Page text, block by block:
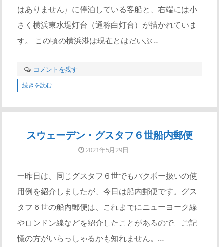
はありません）に停泊している客船と、右端には小
さく横浜東水堤灯台（通称白灯台）が描かれていま
す。 この頃の横浜港は現在とはだいぶ…
コメントを残す
続きを読む
スウェーデン・グスタフ６世船内郵便
2021年5月29日
一昨日は、同じグスタフ６世でもパクボー扱いの使
用例を紹介しましたが、今日は船内郵便です。グス
タフ６世の船内郵便は、これまでにニューヨーク線
やロンドン線などを紹介したことがあるので、ご記
憶の方がいらっしゃるかも知れません。…